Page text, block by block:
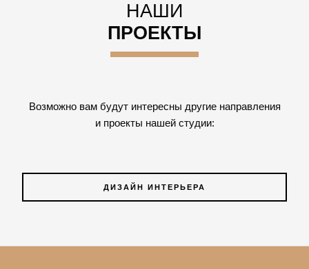
НАШИ
ПРОЕКТЫ
Возможно вам будут интересны другие направления
и проекты нашей студии:
ДИЗАЙН ИНТЕРЬЕРА